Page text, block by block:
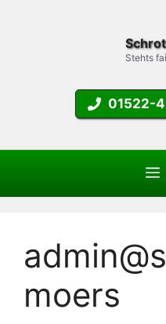
Stehts
01522-
moers